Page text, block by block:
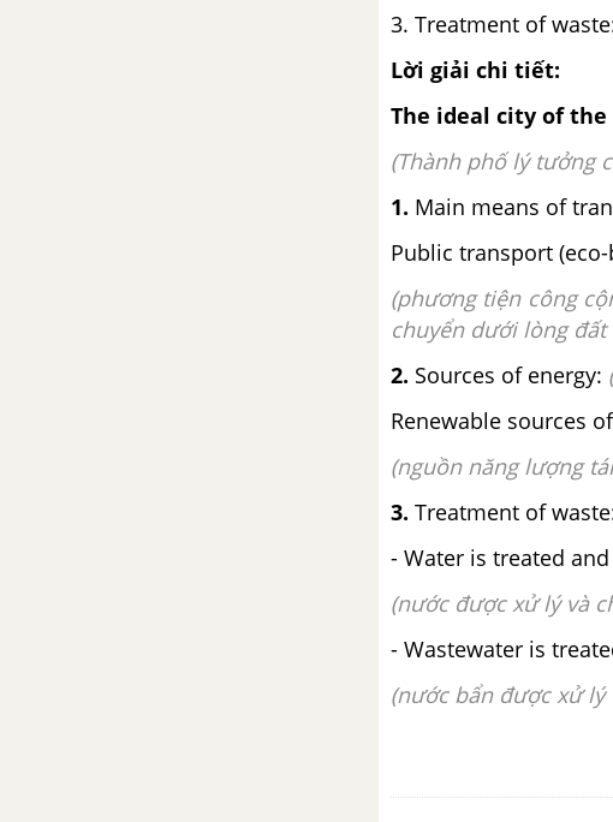
3. Treatment of
Lời giải chi tiết:
The ideal city of
(Thành phố lý tưởng
1. Main means of
Public transport
(phương tiện công
chuyển dưới lòng
2. Sources of energy:
Renewable sources
(nguồn năng lượng
3. Treatment of
- Water is treated
(nước được xử lý và
- Wastewater is
(nước bẩn được xử